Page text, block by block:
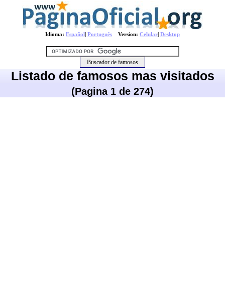
Idioma: Español| Português Version: Celular| Desktop
Listado de famosos mas visitados
(Pagina 1 de 274)